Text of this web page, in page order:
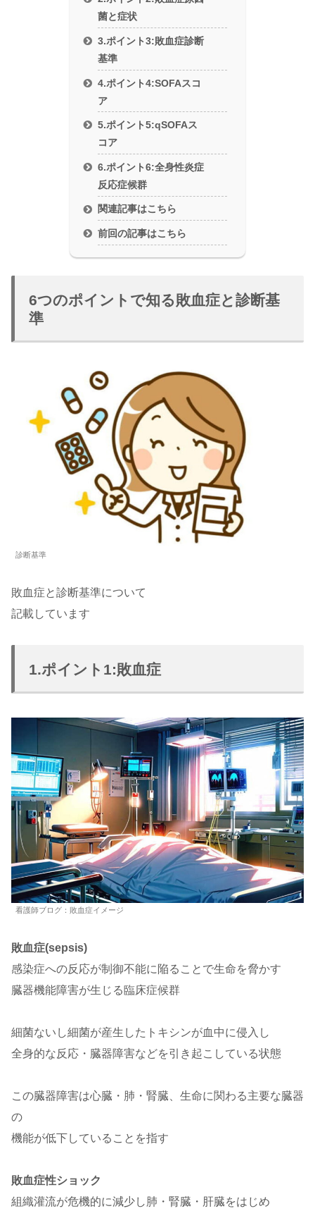
菌と症状
3.ポイント3:敗血症診断
基準
4.ポイント4:SOFAスコ
ア
5.ポイント5:qSOFAス
コア
6.ポイント6:全身性炎症
反応症候群
関連記事はこちら
前回の記事はこちら
6つのポイントで知る敗血症と診断基
準
診断基準
敗血症と診断基準について
記載しています
1.ポイント1:敗血症
看護師ブログ：敗血症イメージ
敗血症(sepsis)
感染症への反応が制御不能に陥ることで生命を脅かす
臓器機能障害が生じる臨床症候群
細菌ないし細菌が産生したトキシンが血中に侵入し
全身的な反応・臓器障害などを引き起こしている状態
この臓器障害は心臓・肺・腎臓、生命に関わる主要な臓器
の
機能が低下していることを指す
敗血症性ショック
組織灌流が危機的に減少し肺・腎臓・肝臓をはじめ